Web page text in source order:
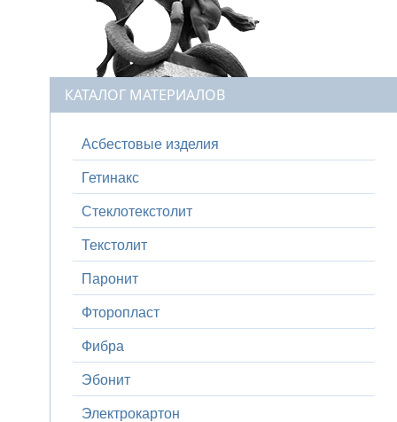
КАТАЛОГ МАТЕРИАЛОВ
Асбестовые изделия
Гетинакс
Стеклотекстолит
Текстолит
Паронит
Фторопласт
Фибра
Эбонит
Электрокартон